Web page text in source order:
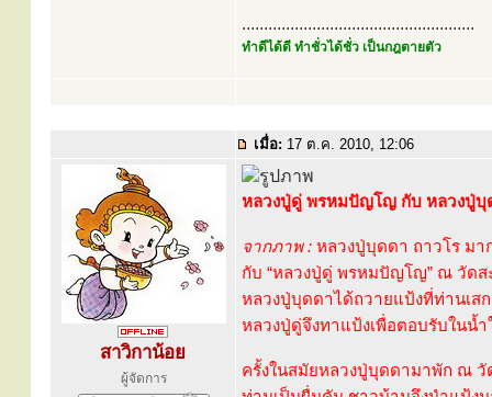
.....................................................
ทำดีได้ดี ทำชั่วได้ชั่ว เป็นกฎตายตัว
เมื่อ: 17 ต.ค. 2010, 12:06
สาวิกาน้อย
ผู้จัดการ
หลวงปู่ดู่ พรหมปัญโญ กับ หลวงปู่บุ
จากภาพ : หลวงปู่บุดดา ถาวโร มา
กับ “หลวงปู่ดู่ พรหมปัญโญ” ณ วัดส
หลวงปู่บุดดาได้ถวายแป้งที่ท่านเส
หลวงปู่ดู่จึงทาแป้งเพื่อตอบรับในน้
ครั้งในสมัยหลวงปู่บุดดามาพัก ณ วั